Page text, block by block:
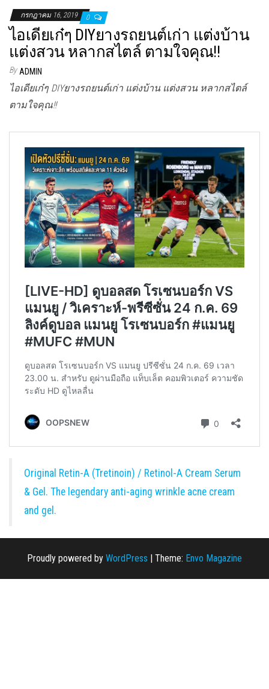
กรกฎาคม 16, 2019 0
ไอเดียเก๋ๆ DIYยางรถยนต์เก่า แต่งบ้าน
แต่งสวน หลากสไตล์ ตามใจคุณ!!
By ADMIN
ไอเดียเก๋ๆ DIYยางรถยนต์เก่า แต่งบ้าน แต่งสวน หลากสไตล์
ตามใจคุณ!!
Original Retin-A (Tretinoin) / Retinol-A Cream Serum
& Gel. The legendary anti-aging wrinkle acne cream
and gel.
Proudly powered by WordPress Theme: Envo Magazine